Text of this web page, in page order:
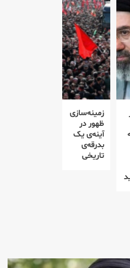
زمینه‌سازی
ظهور در
آینه‌ی یک
بدرقه‌ی
تاریخی